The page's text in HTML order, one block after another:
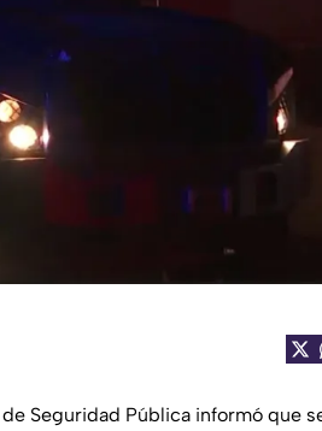
Seguridad Pública informó que